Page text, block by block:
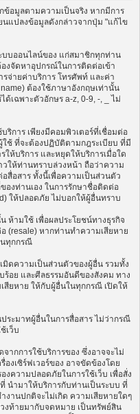
o
n
อมูลตามความเป็นจริง หากมีการ
นแปลงข้อมูลดังกล่าวจากปุ่ม "แก้ไข
บบออนไลน์ของ แก่สมาชิกทุกท่าน
งจัดหาอุปกรณ์ในการติดต่อเข้า
จ่ายค่าบริการ โทรศัพท์ และค่า
ต้องใช้ภาษาอังกฤษเท่านั้น
เฉพาะตัวอักษร a-z, 0-9, -, _ ไม่
ริการ เพียงมีคอมพิวเตอร์ที่เชื่อมต่อ
ช้ ที่จะต้องปฏิบัติตามกฎระเบียบ ที่มี
ห้บริการ และหยุดให้บริการเมื่อใด
ให้ท่านทราบล่วงหน้า ถือว่าความ
สื่อสาร ทั้งนี้เพื่อความเป็นส่วนตัว
องท่านเอง ในการรักษาชื่อติดต่อ
ให้ปลอดภัย ไม่บอกให้ผู้อื่นทราบ
ห้ามใช้ เพื่อผลประโยชน์ทางธุรกิจ
(resale) หากท่านทำความเสียหาย
นทุกกรณี
มิดความเป็นส่วนตัวของผู้อื่น รวมทั้ง
อย และศีลธรรมอันดีของสังคม ทาง
สียหาย ให้กับผู้อื่นในทุกกรณี เปิดให้
ระมาทผู้อื่นในการสื่อสาร ไม่ว่ากรณี
เว็บ
ากการใช้บริการของ ซึ่งอาจจะไม่
องเซิร์ฟเวอร์ของ อาจขัดข้องโดย
ความปลอดภัยในการใช้เว็บ เพื่อสั่ง
นำมาให้บริการกับท่านเป็นระบบ ที่
านปกติจะไม่เกิด ความเสียหายใดๆ
งท้ายมากับจดหมาย เป็นทรัพย์สิน